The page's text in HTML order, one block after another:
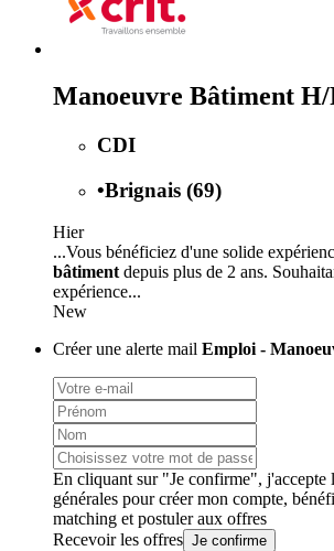
Manoeuvre Bâtiment H/
CDI
•Brignais (69)
Hier
...Vous bénéficiez d'une solide
bâtiment depuis plus de 2 ans.
expérience...
New
Créer une alerte mail Emploi -
En cliquant sur "Je confirme", j'accepte
générales pour créer mon compte,
matching et postuler aux offres
Recevoir les offres Je confirme